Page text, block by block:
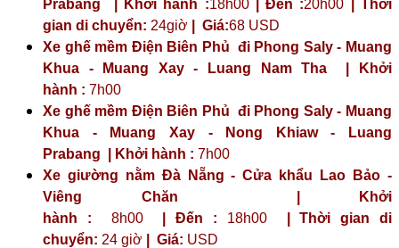
Prabang | Khởi hành :18h00| Đến :20h00 | Thời
gian di chuyển: 24giờ | Giá:68 USD
Xe ghế mềm Điện Biên Phủ đi Phong Saly - Muang
Khua - Muang Xay - Luang Nam Tha | Khởi
hành : 7h00
Xe ghế mềm Điện Biên Phủ đi Phong Saly - Muang
Khua - Muang Xay - Nong Khiaw - Luang
Prabang | Khởi hành : 7h00
Xe giường nằm Đà Nẵng - Cửa khẩu Lao Bảo -
Viêng Chăn | Khởi
hành : 8h00| Đến : 18h00| Thời gian di
chuyển: 24 giờ | Giá: USD